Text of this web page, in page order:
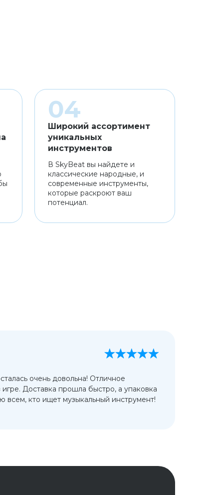
Широкий ассортимент
уникальных
инструментов
В SkyBeat вы найдете и
классические народные, и
современные инструменты,
которые раскроют ваш
потенциал.
очень довольна! Отличное
игре. Доставка прошла быстро, а упаковка
кто ищет музыкальный инструмент!